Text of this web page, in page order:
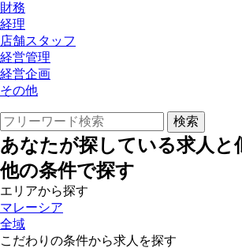
財務
経理
店舗スタッフ
経営管理
経営企画
その他
あなたが探している求人と
他の条件で探す
エリアから探す
マレーシア
全域
こだわりの条件から求人を探す